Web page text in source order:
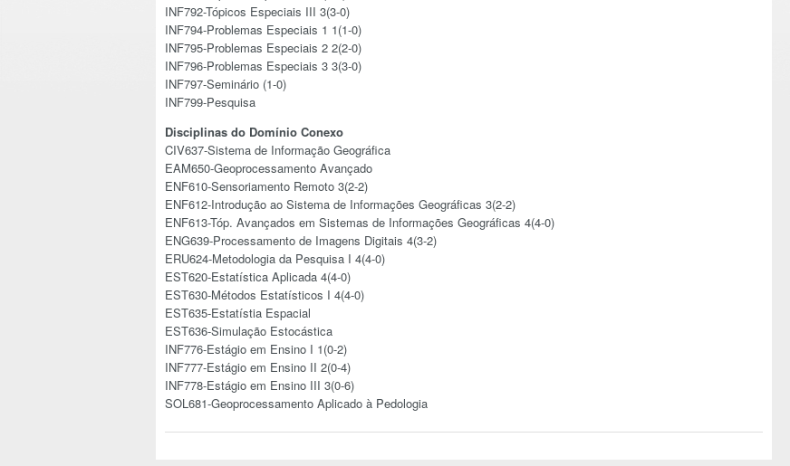
INF792-Tópicos Especiais III 3(3-0)
INF794-Problemas Especiais 1 1(1-0)
INF795-Problemas Especiais 2 2(2-0)
INF796-Problemas Especiais 3 3(3-0)
INF797-Seminário (1-0)
INF799-Pesquisa
Disciplinas do Domínio Conexo
CIV637-Sistema de Informação Geográfica
EAM650-Geoprocessamento Avançado
ENF610-Sensoriamento Remoto 3(2-2)
ENF612-Introdução ao Sistema de Informações Geográficas 3(2-2)
ENF613-Tóp. Avançados em Sistemas de Informações Geográficas 4(4-0)
ENG639-Processamento de Imagens Digitais 4(3-2)
ERU624-Metodologia da Pesquisa I 4(4-0)
EST620-Estatística Aplicada 4(4-0)
EST630-Métodos Estatísticos I 4(4-0)
EST635-Estatístia Espacial
EST636-Simulação Estocástica
INF776-Estágio em Ensino I 1(0-2)
INF777-Estágio em Ensino II 2(0-4)
INF778-Estágio em Ensino III 3(0-6)
SOL681-Geoprocessamento Aplicado à Pedologia